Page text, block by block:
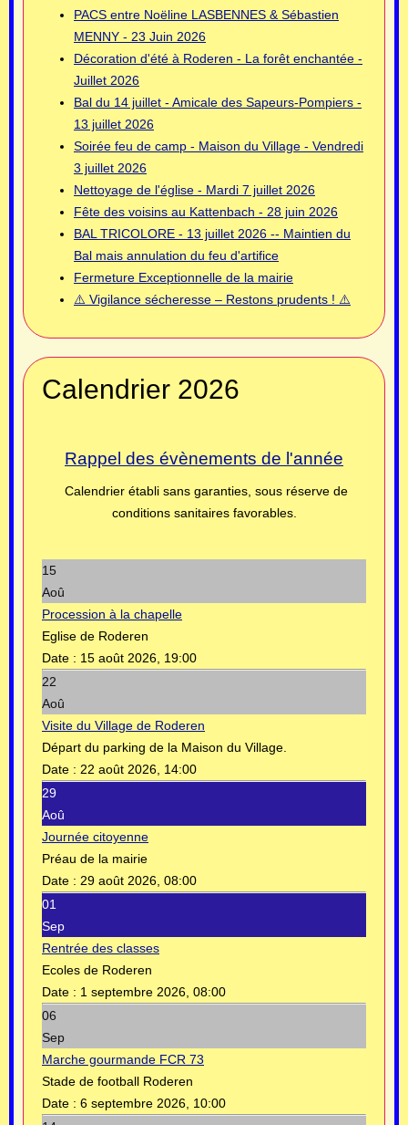
PACS entre Noëline LASBENNES & Sébastien
MENNY - 23 Juin 2026
Décoration d'été à Roderen - La forêt enchantée -
Juillet 2026
Bal du 14 juillet - Amicale des Sapeurs-Pompiers -
13 juillet 2026
Soirée feu de camp - Maison du Village - Vendredi
3 juillet 2026
Nettoyage de l'église - Mardi 7 juillet 2026
Fête des voisins au Kattenbach - 28 juin 2026
BAL TRICOLORE - 13 juillet 2026 -- Maintien du
Bal mais annulation du feu d'artifice
Fermeture Exceptionnelle de la mairie
⚠️ Vigilance sécheresse – Restons prudents ! ⚠️
Calendrier 2026
Rappel des évènements de l'année
Calendrier établi sans garanties, sous réserve de
conditions sanitaires favorables.
15
Aoû
Procession à la chapelle
Eglise de Roderen
Date : 15 août 2026, 19:00
22
Aoû
Visite du Village de Roderen
Départ du parking de la Maison du Village.
Date : 22 août 2026, 14:00
29
Aoû
Journée citoyenne
Préau de la mairie
Date : 29 août 2026, 08:00
01
Sep
Rentrée des classes
Ecoles de Roderen
Date : 1 septembre 2026, 08:00
06
Sep
Marche gourmande FCR 73
Stade de football Roderen
Date : 6 septembre 2026, 10:00